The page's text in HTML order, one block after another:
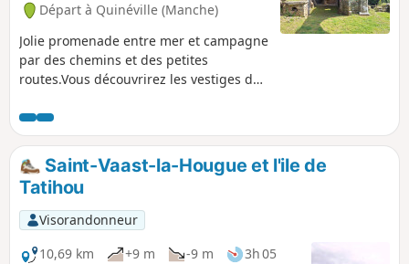
Départ à Quinéville (Manche)
Jolie promenade entre mer et campagne
par des chemins et des petites
routes.Vous découvrirez les vestiges de
dominant la petite vallée de la Sinope.
En faisant le tour du charmant petit port
vous passerez sur les portes à flots.
Saint-Vaast-la-Hougue et l'ile de
Tatihou
Visorandonneur
10,69 km
+9 m -9 m
3h 05